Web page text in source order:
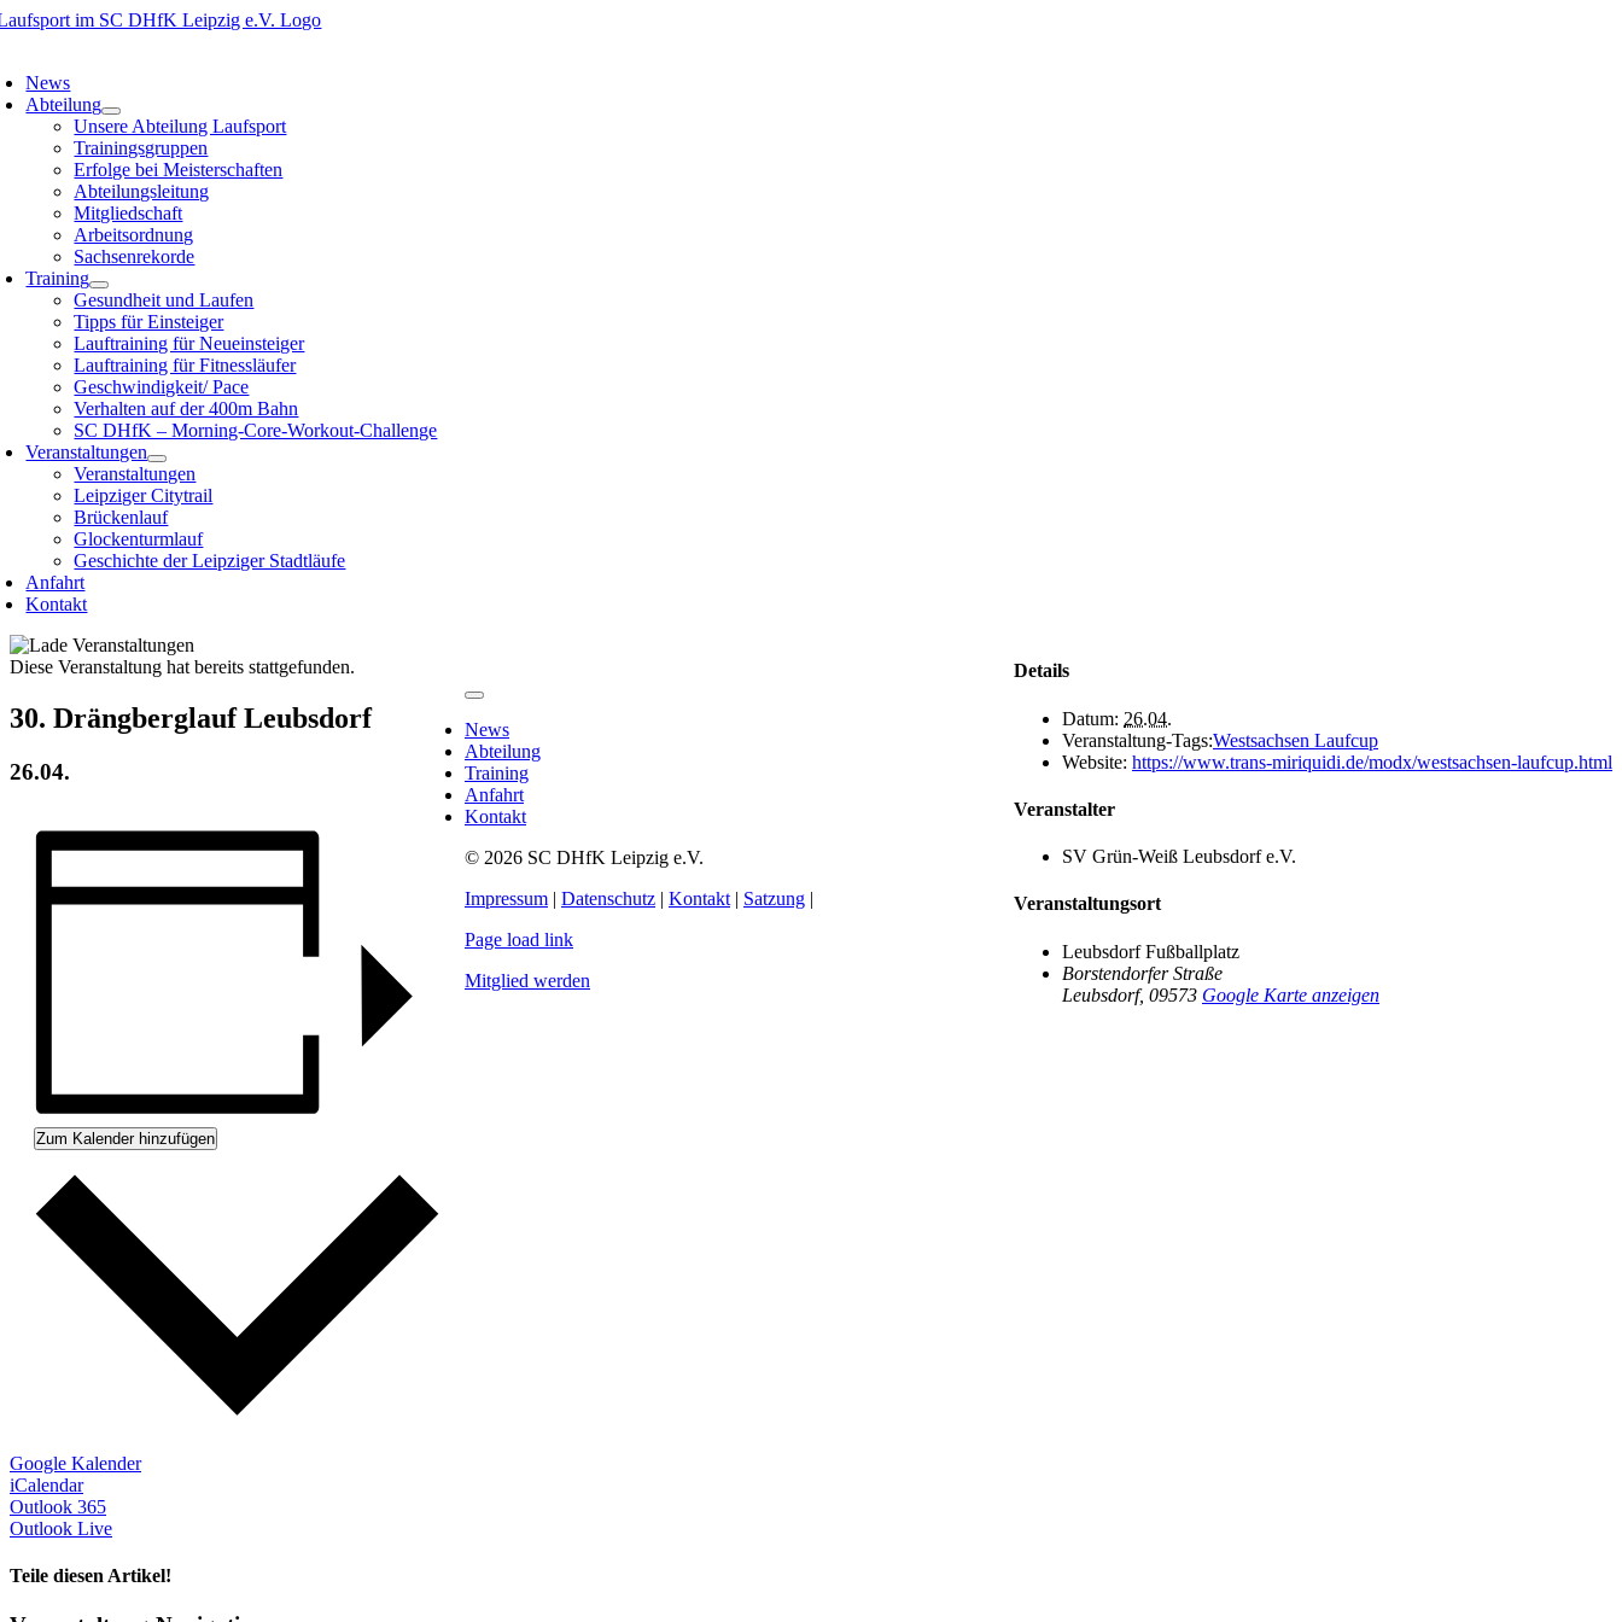
Zum
News
Abteilung
Unsere Abteilung Laufsport
Trainingsgruppen
Erfolge bei Meisterschaften
Abteilungsleitung
Mitgliedschaft
Arbeitsordnung
Sachsenrekorde
Training
Gesundheit und Laufen
Tipps für Einsteiger
Lauftraining für Neueinsteiger
Lauftraining für Fitnessläufer
Geschwindigkeit/ Pace
Verhalten auf der 400m Bahn
SC DHfK – Morning-Core-Workout-Challenge
Veranstaltungen
Veranstaltungen
Leipziger Citytrail
Brückenlauf
Glockenturmlauf
Geschichte der Leipziger Stadtläufe
Anfahrt
Kontakt
Diese Veranstaltung hat bereits stattgefunden.
30. Drängberglauf Leubsdorf
26.04.
Zum Kalender hinzufügen
Google Kalender
iCalendar
Outlook 365
Outlook Live
Teile diesen Artikel!
Details
Datum: 26.04.
Veranstaltung-Tags:Westsachsen Laufcup
Website: https://www.trans-miriquidi.de/modx/westsachsen-laufcup.html
Veranstalter
SV Grün-Weiß Leubsdorf e.V.
Veranstaltungsort
Leubsdorf Fußballplatz
Borstendorfer Straße
Leubsdorf, 09573 Google Karte anzeigen
Toggle
Navigation
News
Abteilung
Training
Anfahrt
Kontakt
© 2026 SC DHfK Leipzig e.V.
Impressum | Datenschutz | Kontakt | Satzung |
Page load link
Mitglied werden